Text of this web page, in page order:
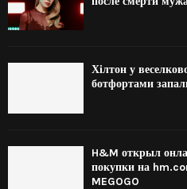
Хілтон у
ботфортами
H&M открыл
покупки на
MEGOGO